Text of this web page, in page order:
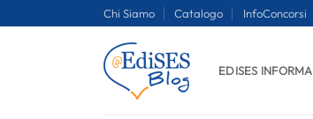
Chi Siamo Catalogo InfoConcorsi
EDISES INFORMA